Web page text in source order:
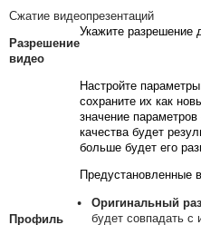
Сжатие видеопрезентаций
Разрешение
видео
Укажите разрешение
Профиль
Настройте
сохраните их как
значение
качества будет
больше будет его
Предустановленные
Оригинальный
будет совпадать